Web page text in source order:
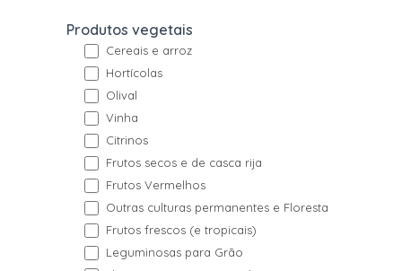
Produtos vegetais
Cereais e arroz
Hortícolas
Olival
Vinha
Citrinos
Frutos secos e de casca rija
Frutos Vermelhos
Outras culturas permanentes e Floresta
Frutos frescos (e tropicais)
Leguminosas para Grão